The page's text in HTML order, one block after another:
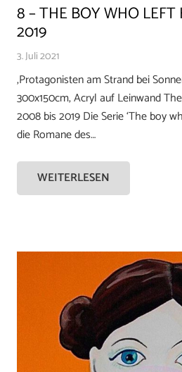
8 – THE BOY WHO
2019
3. Juli 2021
‚Protagonisten am Strand bei
300x150cm, Acryl auf Leinwand
2008 bis 2019 Die Serie ‘The boy
die Romane des…
WEITERLESEN